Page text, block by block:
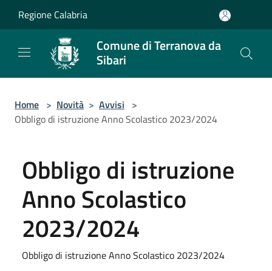
Regione Calabria
Comune di Terranova da
Sibari
Home > Novità > Avvisi >
Obbligo di istruzione Anno Scolastico 2023/2024
Obbligo di istruzione
Anno Scolastico
2023/2024
Obbligo di istruzione Anno Scolastico 2023/2024